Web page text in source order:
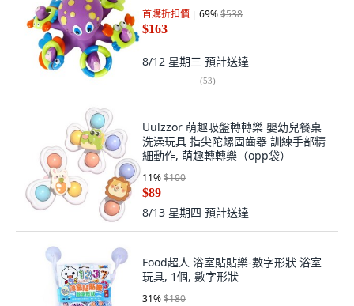
首購折扣價 69%$538
$163
8/12 星期三 預計送達
(53)
Uulzzor 萌趣吸盤轉轉樂 嬰幼兒餐桌
洗澡玩具 指尖陀螺固齒器 訓練手部精
細動作, 萌趣轉轉樂（opp袋）
11%$100
$89
8/13 星期四 預計送達
Food超人 浴室貼貼樂-數字形狀 浴室
玩具, 1個, 數字形狀
31%$180